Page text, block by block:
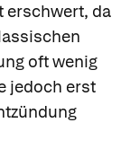
erschwert, da
oft wenig
jedoch erst